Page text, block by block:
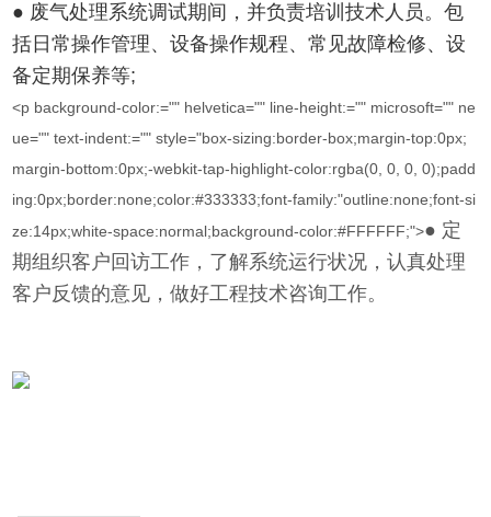
● 废气处理系统调试期间，并负责培训技术人员。包
括日常操作管理、设备操作规程、常见故障检修、设
备定期保养等;
<p background-color:="" helvetica="" line-height:="" microsoft="" ne
ue="" text-indent:="" style="box-sizing:border-box;margin-top:0px;
margin-bottom:0px;-webkit-tap-highlight-color:rgba(0, 0, 0, 0);padd
ing:0px;border:none;color:#333333;font-family:"outline:none;font-si
ze:14px;white-space:normal;background-color:#FFFFFF;">● 定
期组织客户回访工作，了解系统运行状况，认真处理
客户反馈的意见，做好工程技术咨询工作。